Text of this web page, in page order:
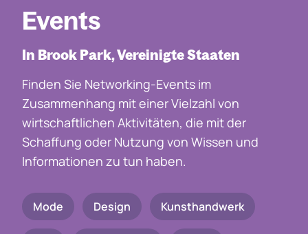
Events
In Brook Park, Vereinigte Staaten
Finden Sie Networking-Events im
Zusammenhang mit einer Vielzahl von
wirtschaftlichen Aktivitäten, die mit der
Schaffung oder Nutzung von Wissen und
Informationen zu tun haben.
Mode Design Kunsthandwerk